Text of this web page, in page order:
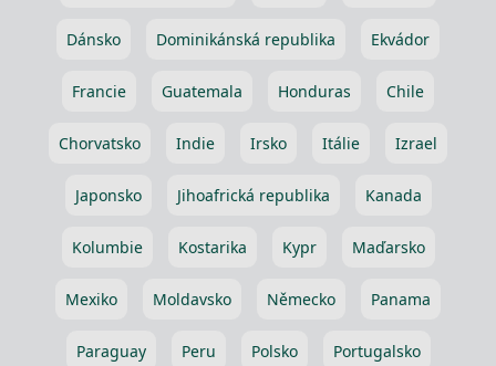
Dánsko Dominikánská republika Ekvádor
Francie Guatemala Honduras Chile
Chorvatsko Indie Irsko Itálie Izrael
Japonsko Jihoafrická republika Kanada
Kolumbie Kostarika Kypr Maďarsko
Mexiko Moldavsko Německo Panama
Paraguay Peru Polsko Portugalsko